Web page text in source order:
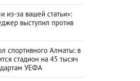
из-за вашей статьи»:
выступил против
спортивного Алматы: в
стадион на 45 тысяч
УЕФА